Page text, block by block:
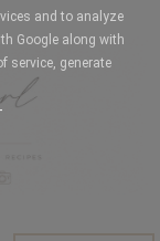
and to analyze
Google along with
service, generate